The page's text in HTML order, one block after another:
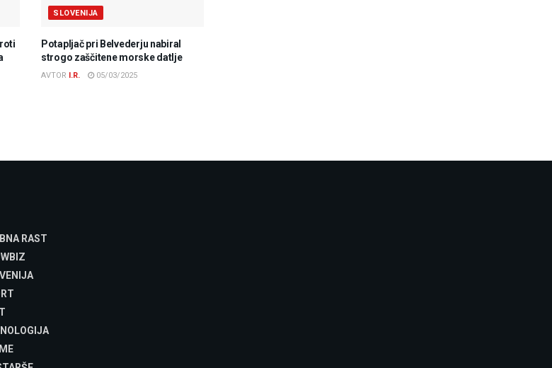
SLOVENIJA
Potapljač pri Belvederju nabiral
strogo zaščitene morske datlje
AVTOR I.R. 05/03/2025
RAST